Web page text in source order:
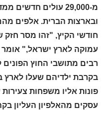
מ-29,000 עולים
ובארצות הברית. אלפים
חודשי הקיץ, "זהו מסר
עמוקה לארץ ישראל," אומר
רבים מתושבי החוץ
בקרבת ילדיהם שעלו לארץ
פונות אליו משפחות צעירות
עסקים מהאלפיון העליון